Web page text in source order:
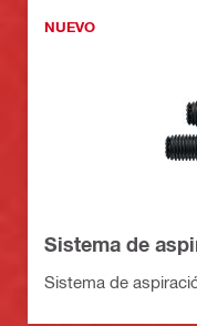
NUEVO
Sistema de
Sistema de